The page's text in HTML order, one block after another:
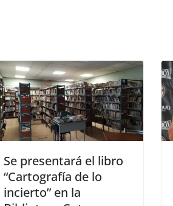
Se presentará el libro
“Cartografía de lo
incierto” en la